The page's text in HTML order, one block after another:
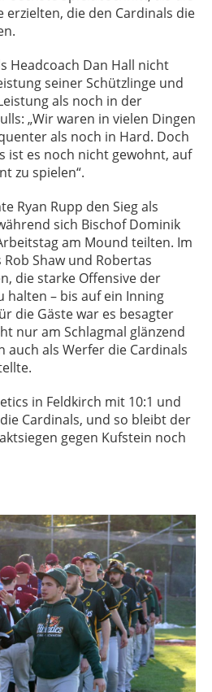
erzielten, die den Cardinals die
Headcoach Dan Hall nicht
seiner Schützlinge und
als noch in der
„Wir waren in vielen Dingen
als noch in Hard. Doch
ist es noch nicht gewohnt, auf
zu spielen“.
Ryan Rupp den Sieg als
sich Bischof Dominik
am Mound teilten. Im
Shaw und Robertas
die starke Offensive der
halten – bis auf ein Inning
die Gäste war es besagter
nur am Schlagmal glänzend
auch als Werfer die Cardinals
in Feldkirch mit 10:1 und
Cardinals, und so bleibt der
gegen Kufstein noch